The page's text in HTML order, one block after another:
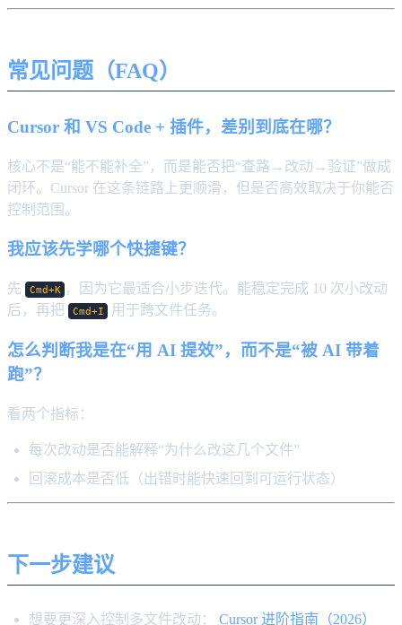
常见问题（FAQ）
Cursor 和 VS Code + 插件，差别到底在哪？
核心不是“能不能补全”，而是能否把“查路→改动→验证”做成
闭环。Cursor 在这条链路上更顺滑，但是否高效取决于你能否
控制范围。
我应该先学哪个快捷键？
先 Cmd+K ，因为它最适合小步迭代。能稳定完成 10 次小改动
后，再把
Cmd+I 用于跨文件任务。
怎么判断我是在“用 AI 提效”，而不是“被 AI 带着
跑”？
看两个指标：
每次改动是否能解释“为什么改这几个文件”
回滚成本是否低（出错时能快速回到可运行状态）
下一步建议
想要更深入控制多文件改动： Cursor 进阶指南（2026）